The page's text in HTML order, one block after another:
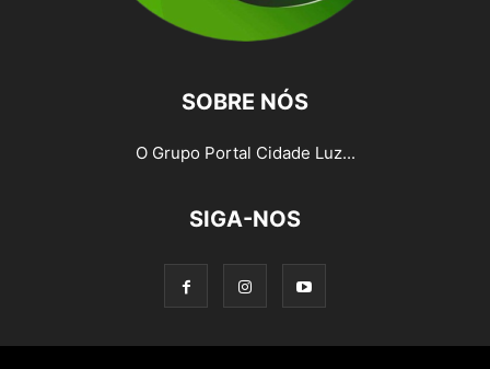
SOBRE NÓS
O Grupo Portal Cidade Luz...
SIGA-NOS